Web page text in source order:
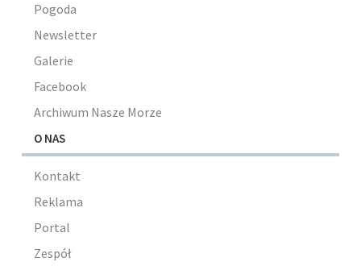
Pogoda
Newsletter
Galerie
Facebook
Archiwum Nasze Morze
O NAS
Kontakt
Reklama
Portal
Zespół